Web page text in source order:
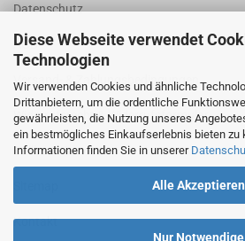
Diese Webseite verwendet
Technologien
Wir verwenden Cookies und ähnliche
Drittanbietern, um die ordentliche
gewährleisten, die Nutzung unseres
ein bestmögliches Einkaufserlebnis bieten zu
Informationen finden Sie in unserer
Alle Akzeptieren
Nur Notwendige
Datenschutz
AGB
Versand- & Zahlungsbedingungen
Widerrufsrecht & Widerrufsformular
Callback Service
Kontakt